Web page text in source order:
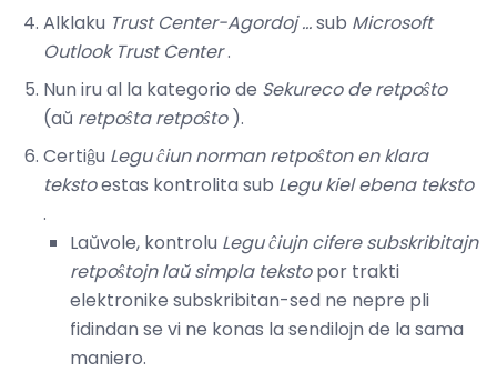
Alklaku Trust Center-Agordoj ...sub Microsoft
Outlook Trust Center.
Nun iru al la kategorio de Sekureco de retpoŝto
(aŭ retpoŝta retpoŝto).
Certiĝu Legu ĉiun norman retpoŝton en klara
tekstoestas kontrolita sub Legu kiel ebena teksto
.
Laŭvole, kontrolu Legu ĉiujn cifere subskribitajn
retpoŝtojn laŭ simpla tekstopor trakti
elektronike subskribitan-sed ne nepre pli
fidindan se vi ne konas la sendilojn de la sama
maniero.